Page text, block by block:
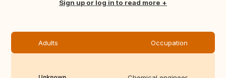
Sign up or log in to read more
Adults Occupation